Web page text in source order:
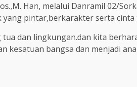
Han, melalui Danramil 02/
yang pintar,berkarakter serta cinta
dan lingkungan.dan kita
kesatuan bangsa dan menjadi